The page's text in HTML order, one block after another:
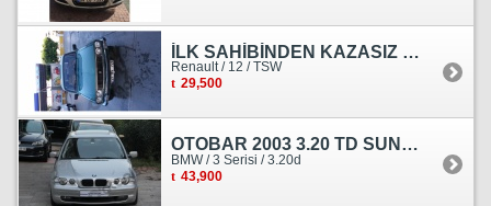
İLK SAHİBİNDEN KAZASIZ HASARSIZ BOYASIZ DEĞİŞENSİZ TAM ORJİNAL RENO
Renault / 12 / TSW
29,500
OTOBAR 2003 3.20 TD SUNROOF DERİ OTOMATİK DİZEL EMSALSİZ
BMW / 3 Serisi / 3.20d
43,900